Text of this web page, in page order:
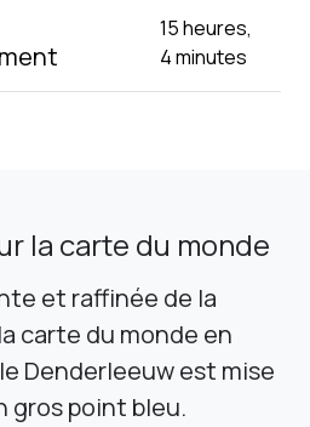
15 heures,
4 minutes
la carte du monde
et raffinée de la
carte du monde en
Denderleeuw est mise
gros point bleu.